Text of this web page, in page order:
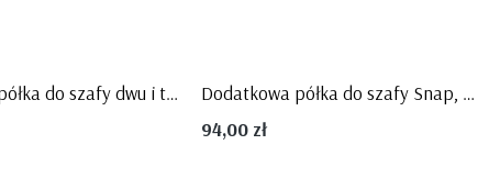
Dodatkowa półka do szafy dwu i trzy drzwiowej Marie, PINIO
Dodatkowa półka do szafy Snap, Pinio
94,00 zł